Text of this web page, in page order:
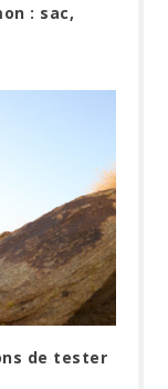
: sac,
de tester